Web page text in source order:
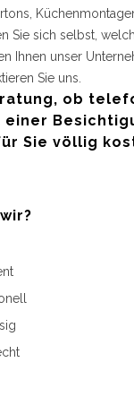
Sie sich selbst,
Ihnen unser
Sie uns.
ob
einer
Sie völlig